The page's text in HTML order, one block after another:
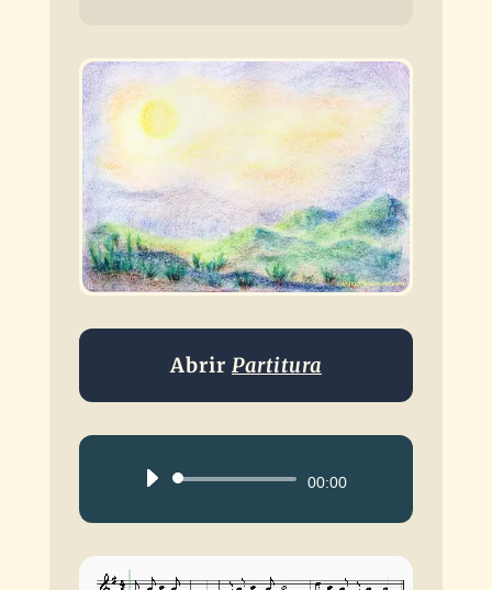
Abrir Partitura
Reproductor00:00